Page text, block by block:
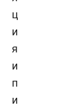
ц
и
я
и
п
и